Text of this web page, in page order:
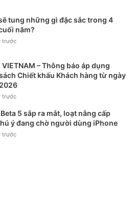
tung những gì đặc sắc trong 4
năm?
trước
VIETNAM – Thông báo áp dụng
Chiết khấu Khách hàng từ ngày
trước
Beta 5 sắp ra mắt, loạt nâng cấp
ý đang chờ người dùng iPhone
trước